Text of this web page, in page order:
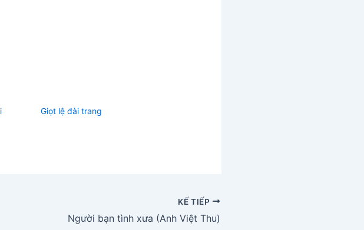
Giọt lệ đài trang
KẾ TIẾP
Người bạn tình xưa (Anh Việt Thu)